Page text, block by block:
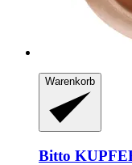
Warenkorb
Bitto